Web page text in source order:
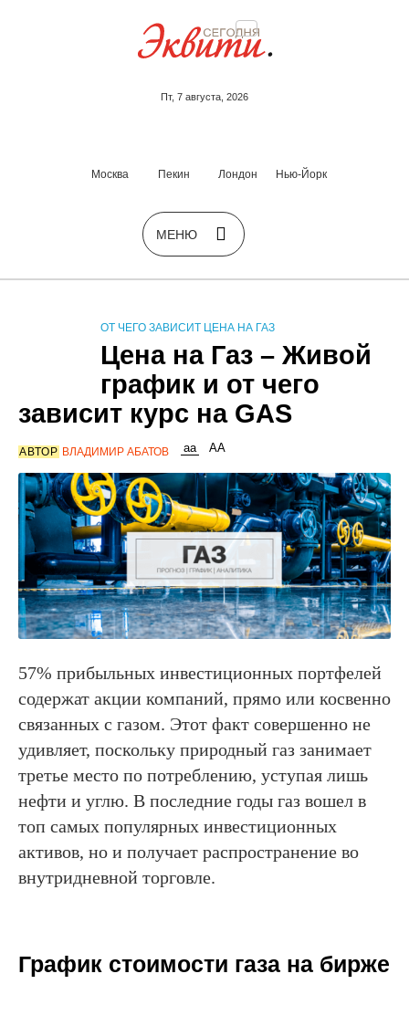
Пт, 7 августа, 2026
Москва Пекин Лондон Нью-Йорк
ОТ ЧЕГО ЗАВИСИТ ЦЕНА НА ГАЗ
Цена на Газ – Живой
график и от чего
зависит курс на GAS
АВТОР ВЛАДИМИР АБАТОВ
57% прибыльных инвестиционных портфелей
содержат акции компаний, прямо или косвенно
связанных с газом. Этот факт совершенно не
удивляет, поскольку природный газ занимает
третье место по потреблению, уступая лишь
нефти и углю. В последние годы газ вошел в
топ самых популярных инвестиционных
активов, но и получает распространение во
внутридневной торговле.
График стоимости газа на бирже